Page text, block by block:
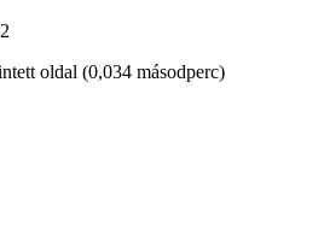
oldal (0,034 másodperc)